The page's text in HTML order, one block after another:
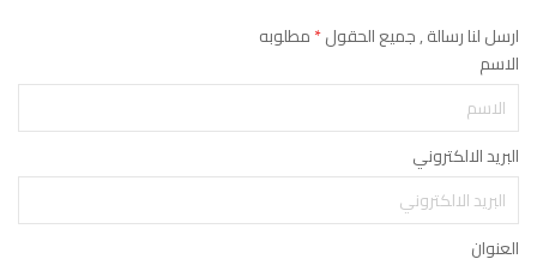
ارسل لنا رسالة , جميع الحقول*مطلوبه
الاسم
البريد الالكتروني
العنوان